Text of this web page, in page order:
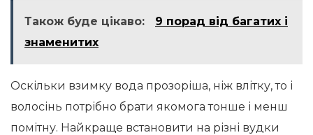
Також буде цікаво:
9 порад від багатих і
знаменитих
Оскільки взимку вода прозоріша, ніж влітку, то і
волосінь потрібно брати якомога тонше і менш
помітну. Найкраще встановити на різні вудки